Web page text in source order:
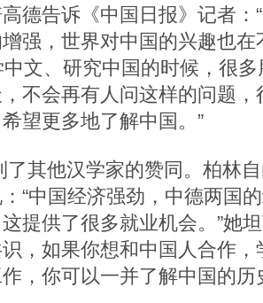
德告诉《中国日报》记者：
强，世界对中国的兴趣也
文、研究中国的时候，很
不会再有人问这样的问题
望更多地了解中国。”
了其他汉学家的赞同。柏林
“中国经济强劲，中德两国
提供了很多就业机会。”她
，如果你想和中国人合作
，你可以一并了解中国的